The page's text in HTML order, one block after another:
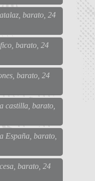
barato, 24
barato, 24
barato, 24
castilla, barato,
España, barato,
barato, 24